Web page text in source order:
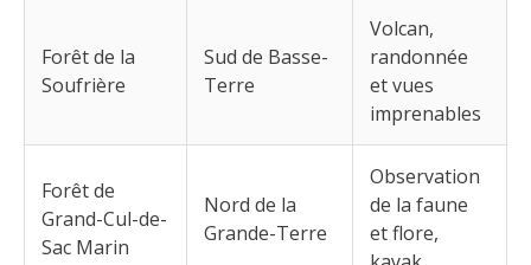
Forêt de la
Soufrière
Sud de Basse-
Terre
Volcan,
randonnée
et vues
imprenables
Forêt de
Grand-Cul-de-
Sac Marin
Nord de la
Grande-Terre
Observation
de la faune
et flore,